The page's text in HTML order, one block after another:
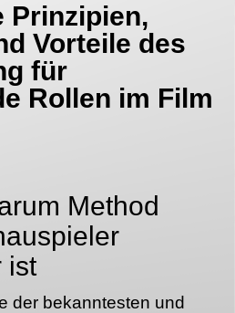
Prinzipien,
Vorteile des
für
Rollen im Film
Method
ist
der bekanntesten und